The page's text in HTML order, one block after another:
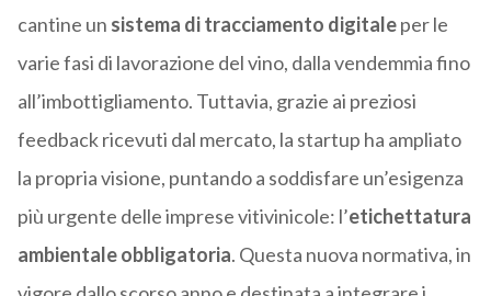
cantine un sistema di tracciamento digitaleper le
varie fasi di lavorazione del vino, dalla vendemmia fino
all’imbottigliamento. Tuttavia, grazie ai preziosi
feedback ricevuti dal mercato, la startup ha ampliato
la propria visione, puntando a soddisfare un’esigenza
più urgente delle imprese vitivinicole: l’etichettatura
ambientale obbligatoria. Questa nuova normativa, in